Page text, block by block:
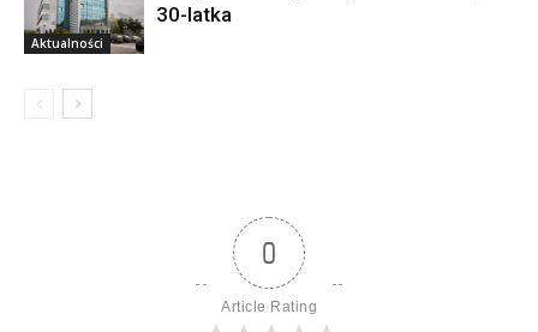
Aktualności
30-latka
0
Article Rating